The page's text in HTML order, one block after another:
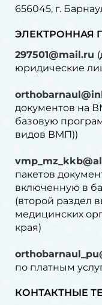
656045, г.
ЭЛЕКТРОННАЯ
297501@mail.ru
юридические
документов на
базовую
видов ВМП))
пакетов
включенную в
(второй раздел
медицинских
края)
по платным
КОНТАКТНЫЕ